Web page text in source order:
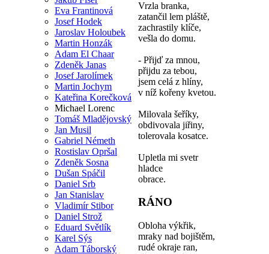
Eva Frantinová
Josef Hodek
Jaroslav Holoubek
Martin Honzák
Adam El Chaar
Zdeněk Janas
Josef Jarolímek
Martin Jochym
Kateřina Korečková
Michael Lorenc
Tomáš Mladějovský
Jan Musil
Gabriel Németh
Rostislav Opršal
Zdeněk Sosna
Dušan Spáčil
Daniel Srb
Jan Stanislav
Vladimír Stibor
Daniel Strož
Eduard Světlík
Karel Sýs
Adam Táborský
Vrzla branka,
zatančil lem pláště,
zachrastily klíče,
vešla do domu.
- Přijď za mnou,
přijdu za tebou,
jsem celá z hlíny,
v níž kořeny kvetou.
Milovala šeříky,
obdivovala jiřiny,
tolerovala kosatce.
Upletla mi svetr
hladce
obrace.
RÁNO
Obloha výkřik,
mraky nad bojištěm,
rudé okraje ran,